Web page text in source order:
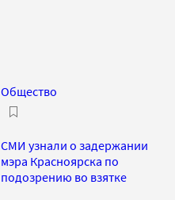
Общество
СМИ узнали о задержании
мэра Красноярска по
подозрению во взятке